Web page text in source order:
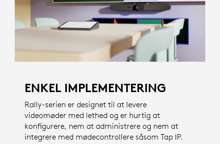
ENKEL IMPLEMENTERING
Rally-serien er designet til at levere
videomøder med lethed og er hurtig at
konfigurere, nem at administrere og nem at
integrere med mødecontrollere såsom Tap IP.